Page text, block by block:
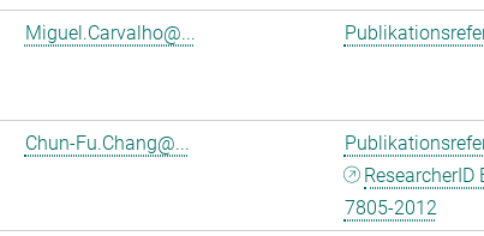
Miguel.Carvalho@...
Chun-Fu.Chang@...
ResearcherID
7805-2012